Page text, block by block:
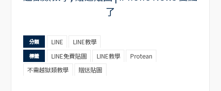
分類 LINE LINE教學
標籤 LINE免費貼圖 LINE教學
Protean
不需越獄類教學
贈送貼圖